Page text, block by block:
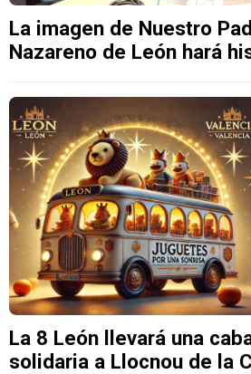
La imagen de Nuestro
Nazareno de León hará
La 8 León llevará una
solidaria a Llocnou de la